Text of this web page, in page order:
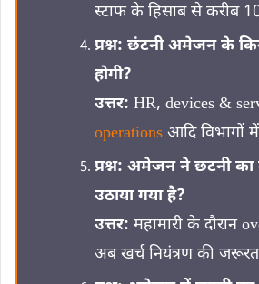
स्टाफ के हिसाब से करीब
प्रश्न: छंटनी अमेजन के
होगी?
उत्तर: HR, devices &
operations आदि विभागों
प्रश्न: अमेजन ने छटनी का
उठाया गया है?
उत्तर: महामारी के दौरान
अब खर्च नियंत्रण की